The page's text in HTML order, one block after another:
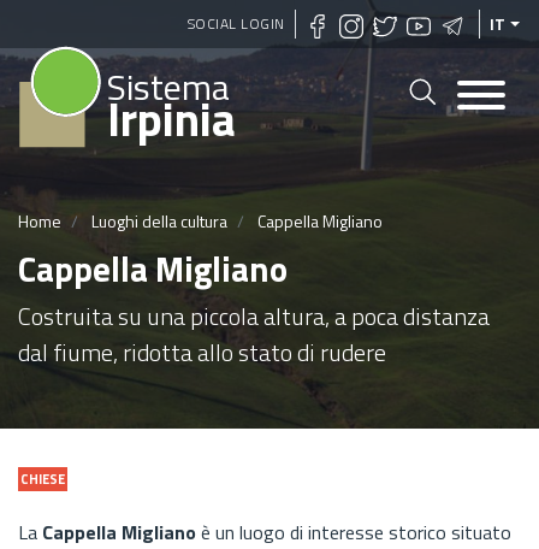
Salta
contenuto
principale
SOCIAL LOGIN IT
Sistema
Irpinia
Home Luoghi della cultura Cappella Migliano
Cappella Migliano
Costruita su una piccola altura, a poca distanza
dal fiume, ridotta allo stato di rudere
CHIESE
La Cappella Miglianoè un luogo di interesse storico situato